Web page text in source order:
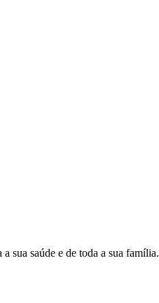
sua saúde e de toda a sua família.